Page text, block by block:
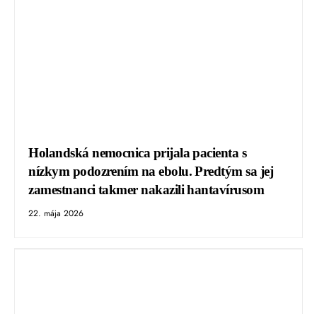
Holandská nemocnica prijala pacienta s
nízkym podozrením na ebolu. Predtým sa jej
zamestnanci takmer nakazili hantavírusom
22. mája 2026